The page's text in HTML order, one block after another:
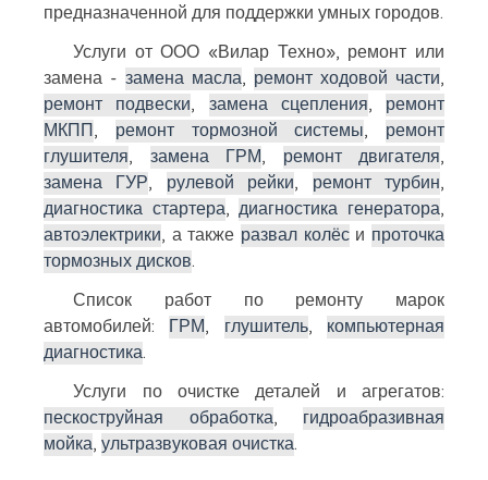
предназначенной для поддержки умных городов.
Услуги от ООО «Вилар Техно», ремонт или
замена - замена масла, ремонт ходовой части,
ремонт подвески, замена сцепления, ремонт
МКПП, ремонт тормозной системы, ремонт
глушителя, замена ГРМ, ремонт двигателя,
замена ГУР, рулевой рейки, ремонт турбин,
диагностика стартера,диагностика генератора,
автоэлектрики, а также развал колёси проточка
тормозных дисков.
Список работ по ремонту марок
автомобилей: ГРМ, глушитель, компьютерная
диагностика.
Услуги по очистке деталей и агрегатов:
пескоструйная обработка, гидроабразивная
мойка, ультразвуковая очистка.